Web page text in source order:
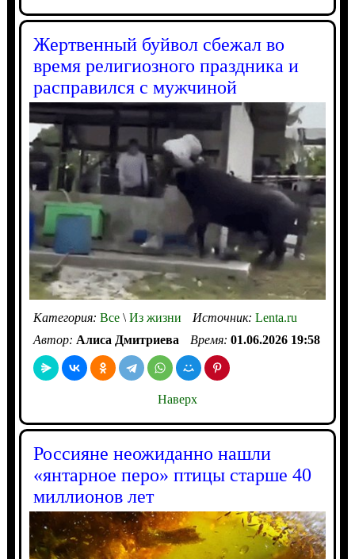
Жертвенный буйвол сбежал во
время религиозного праздника и
расправился с мужчиной
Категория: Все\Из жизни Источник: Lenta.ru
Автор: Алиса Дмитриева Время: 01.06.2026 19:58
Наверх
Россияне неожиданно нашли
«янтарное перо» птицы старше 40
миллионов лет